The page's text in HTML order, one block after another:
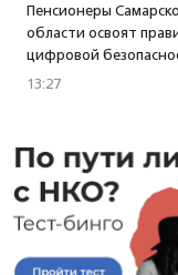
Пенсионеры
области освоят
цифровой
13:27